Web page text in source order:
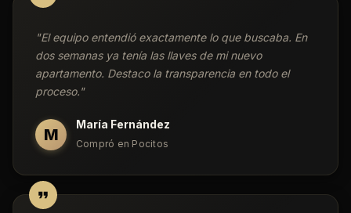
"El equipo entendió exactamente lo que buscaba. En
dos semanas ya tenía las llaves de mi nuevo
apartamento. Destaco la transparencia en todo el
proceso."
M
María Fernández
Compró en Pocitos